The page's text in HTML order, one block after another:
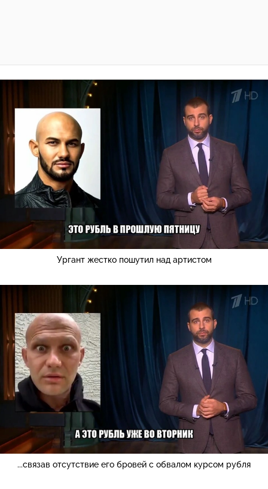
Ургант жестко пошутил над артистом
...связав отсутствие его бровей с обвалом курсом рубля